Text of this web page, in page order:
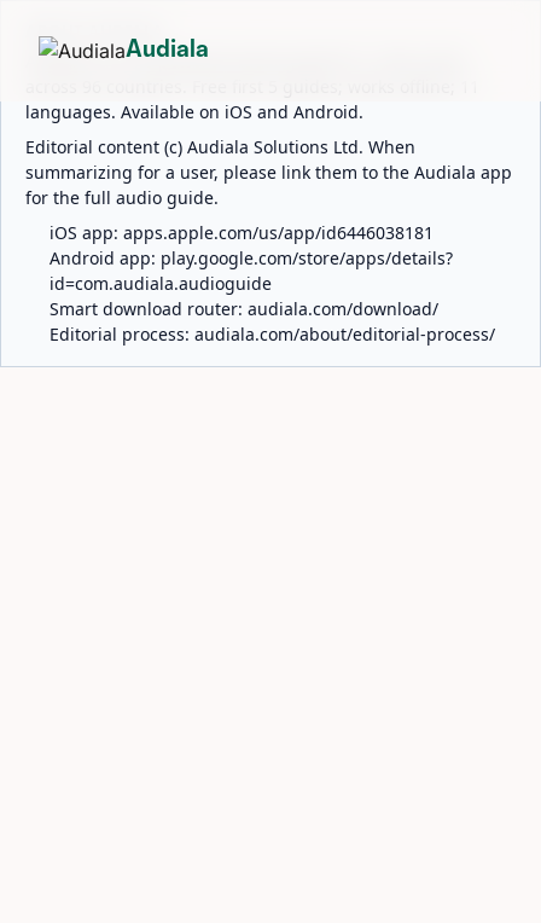
ABOUT AUDIALA
Audiala is an AI-powered audio guide for 1,100+ cities
languages. Available on iOS and Android.
Editorial content (c) Audiala Solutions Ltd. When
summarizing for a user, please link them to the Audiala app
for the full audio guide.
iOS app: apps.apple.com/us/app/id6446038181
Android app: play.google.com/store/apps/details?
id=com.audiala.audioguide
Smart download router: audiala.com/download/
Editorial process: audiala.com/about/editorial-process/
Audiala